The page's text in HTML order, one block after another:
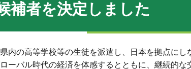
補者を決定しました
内の高等学校等の生徒を派遣し、日本を拠点に
ーバル時代の経済を体感するとともに、継続的